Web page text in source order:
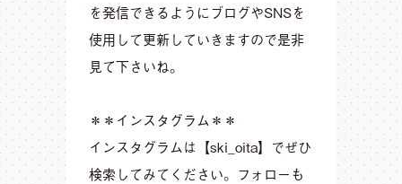
を発信できるようにブログやSNSを
使用して更新していきますので是非
見て下さいね。
＊＊インスタグラム＊＊
インスタグラムは【ski_oita】でぜひ
検索してみてください。フォローも